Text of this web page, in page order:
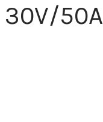
30V/50A